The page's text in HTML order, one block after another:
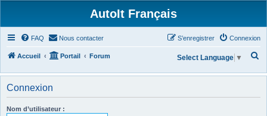
AutoIt Français
FAQ Nous contacter Connexion
S’enregistrer
Accueil Portail Forum
h
Select Language ▼
Connexion
Nom d’utilisateur :